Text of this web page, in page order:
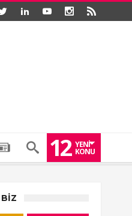
12 YENI
KONU